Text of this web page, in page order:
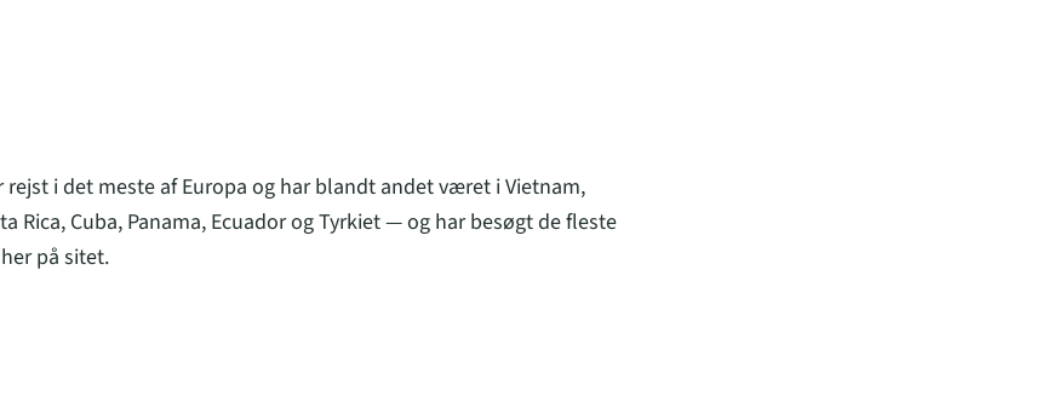
rejst i det meste af Europa og har blandt andet været i Vietnam,
Rica, Cuba, Panama, Ecuador og Tyrkiet — og har besøgt de fleste
på sitet.